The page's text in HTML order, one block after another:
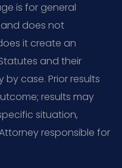
is for general
does not
it create an
and their
case. Prior results
results may
situation,
responsible for